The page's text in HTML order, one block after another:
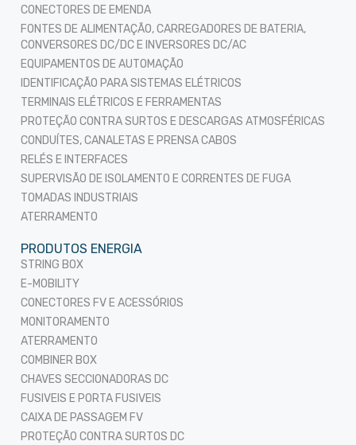
CONECTORES DE EMENDA
FONTES DE ALIMENTAÇÃO, CARREGADORES DE BATERIA,
CONVERSORES DC/DC E INVERSORES DC/AC
EQUIPAMENTOS DE AUTOMAÇÃO
IDENTIFICAÇÃO PARA SISTEMAS ELÉTRICOS
TERMINAIS ELÉTRICOS E FERRAMENTAS
PROTEÇÃO CONTRA SURTOS E DESCARGAS ATMOSFÉRICAS
CONDUÍTES, CANALETAS E PRENSA CABOS
RELÉS E INTERFACES
SUPERVISÃO DE ISOLAMENTO E CORRENTES DE FUGA
TOMADAS INDUSTRIAIS
ATERRAMENTO
PRODUTOS ENERGIA
STRING BOX
E-MOBILITY
CONECTORES FV E ACESSÓRIOS
MONITORAMENTO
ATERRAMENTO
COMBINER BOX
CHAVES SECCIONADORAS DC
FUSIVEIS E PORTA FUSIVEIS
CAIXA DE PASSAGEM FV
PROTEÇÃO CONTRA SURTOS DC